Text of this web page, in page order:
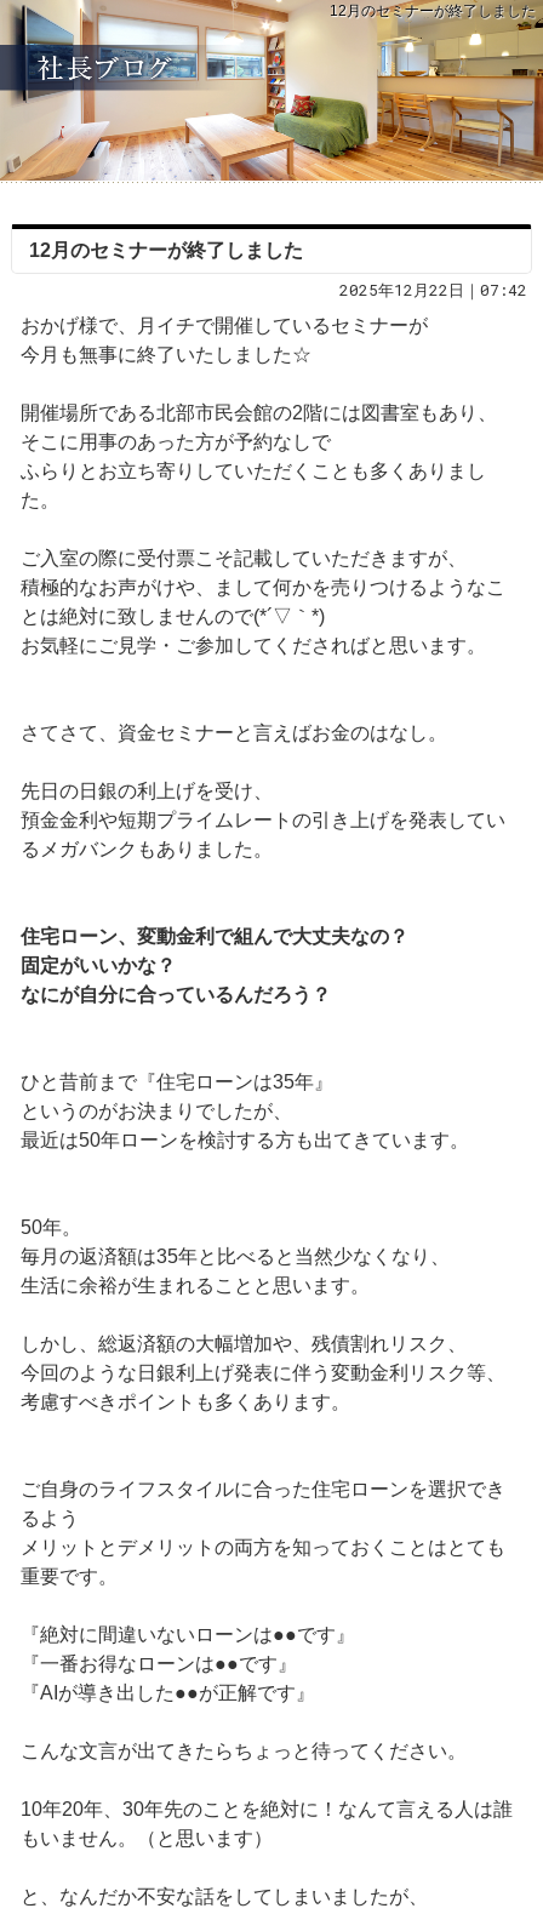
12月のセミナーが終了しました
12月のセミナーが終了しました
2025年12月22日｜07:42
おかげ様で、月イチで開催しているセミナーが
今月も無事に終了いたしました☆
開催場所である北部市民会館の2階には図書室もあり、
そこに用事のあった方が予約なしで
ふらりとお立ち寄りしていただくことも多くありまし
た。
ご入室の際に受付票こそ記載していただきますが、
積極的なお声がけや、まして何かを売りつけるようなこ
とは絶対に致しませんので(*´▽｀*)
お気軽にご見学・ご参加してくださればと思います。
さてさて、資金セミナーと言えばお金のはなし。
先日の日銀の利上げを受け、
預金金利や短期プライムレートの引き上げを発表してい
るメガバンクもありました。
住宅ローン、変動金利で組んで大丈夫なの？
固定がいいかな？
なにが自分に合っているんだろう？
ひと昔前まで『住宅ローンは35年』
というのがお決まりでしたが、
最近は50年ローンを検討する方も出てきています。
50年。
毎月の返済額は35年と比べると当然少なくなり、
生活に余裕が生まれることと思います。
しかし、総返済額の大幅増加や、残債割れリスク、
今回のような日銀利上げ発表に伴う変動金利リスク等、
考慮すべきポイントも多くあります。
ご自身のライフスタイルに合った住宅ローンを選択でき
るよう
メリットとデメリットの両方を知っておくことはとても
重要です。
『絶対に間違いないローンは●●です』
『一番お得なローンは●●です』
『AIが導き出した●●が正解です』
こんな文言が出てきたらちょっと待ってください。
10年20年、30年先のことを絶対に！なんて言える人は誰
もいません。（と思います）
と、なんだか不安な話をしてしまいましたが、